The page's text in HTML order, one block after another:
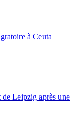
à Ceuta
Leipzig après une